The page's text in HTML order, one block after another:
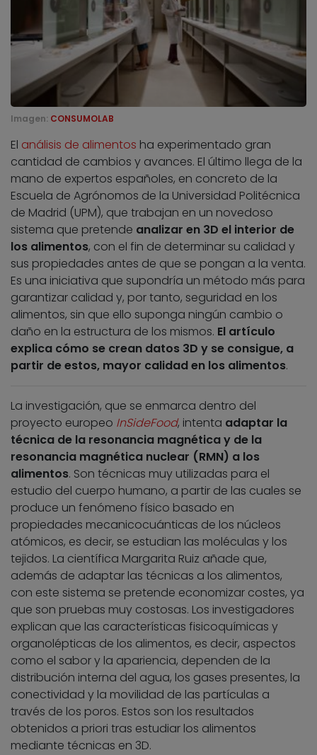
Imagen: CONSUMOLAB
El análisis de alimentos ha experimentado gran
cantidad de cambios y avances. El último llega de la
mano de expertos españoles, en concreto de la
Escuela de Agrónomos de la Universidad Politécnica
de Madrid (UPM), que trabajan en un novedoso
sistema que pretende analizar en 3D el interior de
los alimentos, con el fin de determinar su calidad y
sus propiedades antes de que se pongan a la venta.
Es una iniciativa que supondría un método más para
garantizar calidad y, por tanto, seguridad en los
alimentos, sin que ello suponga ningún cambio o
daño en la estructura de los mismos. El artículo
explica cómo se crean datos 3D y se consigue, a
partir de estos, mayor calidad en los alimentos.
La investigación, que se enmarca dentro del
proyecto europeo InSideFood, intenta adaptar la
técnica de la resonancia magnética y de la
resonancia magnética nuclear (RMN) a los
alimentos. Son técnicas muy utilizadas para el
estudio del cuerpo humano, a partir de las cuales se
produce un fenómeno físico basado en
propiedades mecanicocuánticas de los núcleos
atómicos, es decir, se estudian las moléculas y los
tejidos. La científica Margarita Ruiz añade que,
además de adaptar las técnicas a los alimentos,
con este sistema se pretende economizar costes, ya
que son pruebas muy costosas. Los investigadores
explican que las características fisicoquímicas y
organolépticas de los alimentos, es decir, aspectos
como el sabor y la apariencia, dependen de la
distribución interna del agua, los gases presentes, la
conectividad y la movilidad de las partículas a
través de los poros. Estos son los resultados
obtenidos a priori tras estudiar los alimentos
mediante técnicas en 3D.